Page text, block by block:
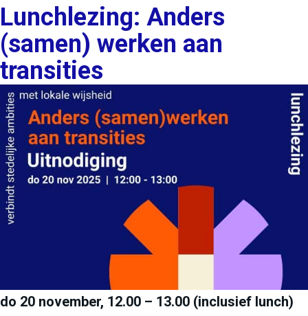
Lunchlezing: Anders
(samen) werken aan
transities
do 20 november, 12.00 – 13.00 (inclusief lunch)